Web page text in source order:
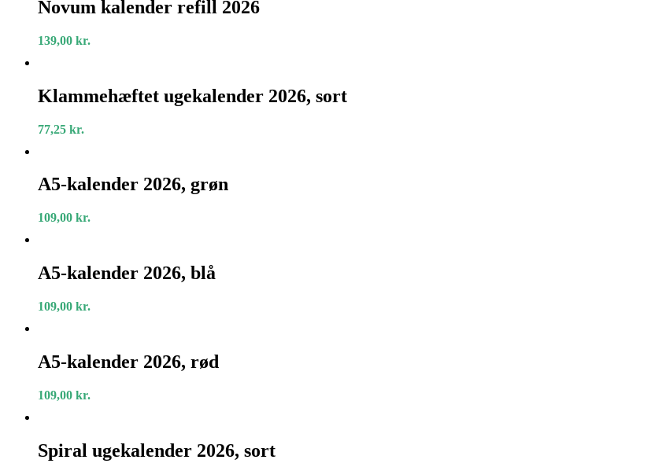
refill
Novum kalender refill 2026
139,00 kr.
ugekalender
2026,
Klammehæftet ugekalender 2026, sort
77,25 kr.
kalender
2026,
A5-kalender 2026, grøn
109,00 kr.
kalender
2026,
A5-kalender 2026, blå
109,00 kr.
kalender
2026,
A5-kalender 2026, rød
109,00 kr.
ugekalender
2026,
Spiral ugekalender 2026, sort